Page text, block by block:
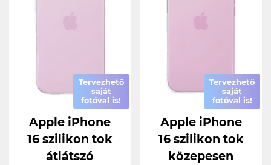
Tervezhető
saját
fotóval is!
Apple iPhone
16 szilikon tok
átlátszó
Tervezhető
saját
fotóval is!
Apple iPhone
16 szilikon tok
közepesen